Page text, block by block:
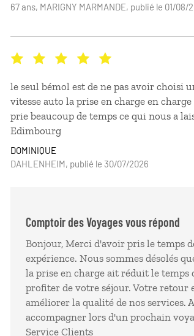
67 ans, MARIGNY MARMANDE, publié le 01/08/
le seul bémol est de ne pas avoir choisi
vitesse auto la prise en charge en
prie beaucoup de temps ce qui nous a
Edimbourg
DOMINIQUE
DAHLENHEIM, publié le 30/07/2026
Comptoir des Voyages vous répond
Bonjour, Merci d'avoir pris le temps
expérience. Nous sommes désolés
la prise en charge ait réduit le temps
profiter de votre séjour. Votre retour
améliorer la qualité de nos services.
accompagner lors d'un prochain
Service Clients